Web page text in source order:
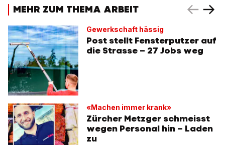
MEHR ZUM THEMA ARBEIT
Gewerkschaft hässig
Post stellt Fensterputzer auf
die Strasse – 27 Jobs weg
«Machen immer krank»
Zürcher Metzger schmeisst
wegen Personal hin – Laden
zu